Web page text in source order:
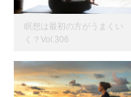
瞑想は最初の方がうまくい
く？Vol.306